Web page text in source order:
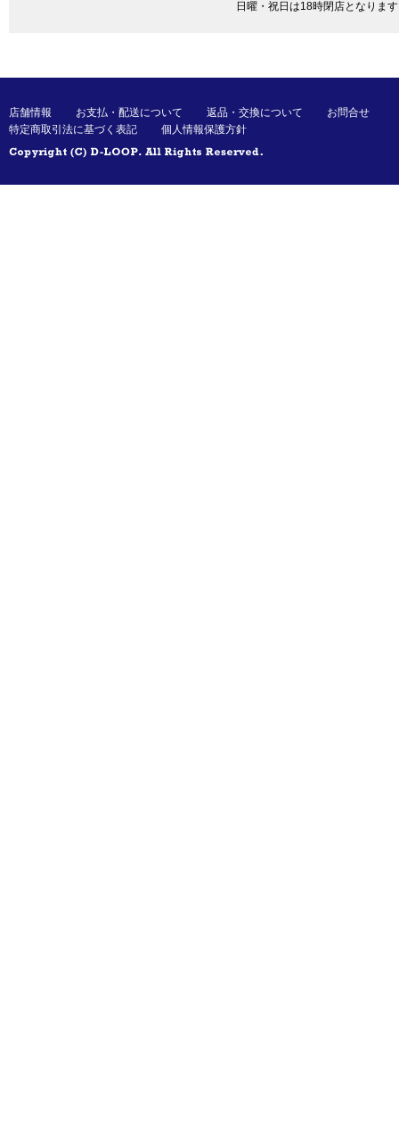
日曜・祝日は18時閉店となりま
店舗情報 お支払・配送について 返品・交換について
お問合せ
特定商取引法に基づく表記
個人情報保護方針